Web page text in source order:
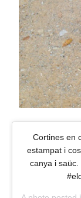
Cortines en
estampat i
canya i